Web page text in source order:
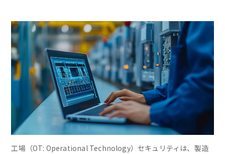
工場（OT: Operational Technology）セキュリティは、製造